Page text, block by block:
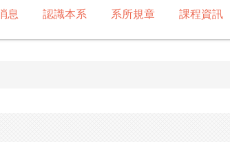
息 認識本系 系所規章 課程資訊